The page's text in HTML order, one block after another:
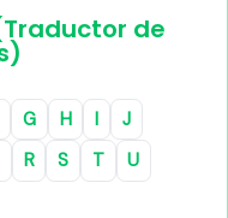
de
G H I
J
R S T
U